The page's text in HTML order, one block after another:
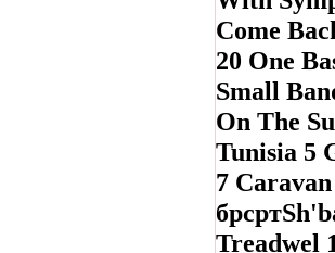
Come
20 One
Small
On The
Tunisia 5
7
Treadwel